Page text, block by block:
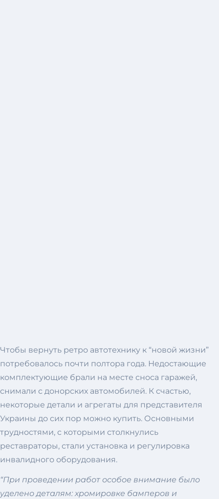
Чтобы вернуть ретро автотехнику к “новой жизни”
потребовалось почти полтора года. Недостающие
комплектующие брали на месте сноса гаражей,
снимали с донорских автомобилей. К счастью,
некоторые детали и агрегаты для представителя
Украины до сих пор можно купить. Основными
трудностями, с которыми столкнулись
реставраторы, стали установка и регулировка
инвалидного оборудования.
“При проведении работ особое внимание было
уделено деталям: хромировке бамперов и